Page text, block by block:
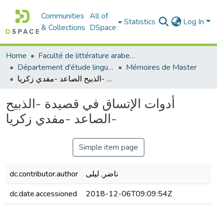
Communities
& Collections
All of
DSpace
Statistics Log In
Home
Faculté de littérature arabe et des arts
Département d'étude linguistique
Mémoires de Master
أدوات الإتساق في قصيدة -الذبيح الصاعد -مفدي زكريا-
أدوات الإتساق في قصيدة -الذبيح
الصاعد -مفدي زكريا-
Simple item page
dc.contributor.author
ناضر, ليلى
dc.date.accessioned
2018-12-06T09:09:54Z